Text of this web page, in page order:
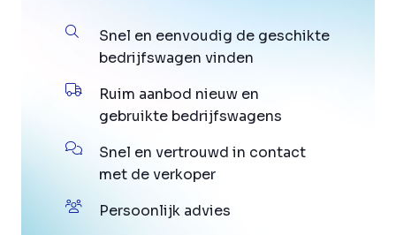
Snel en eenvoudig de geschikte
bedrijfswagen vinden
Ruim aanbod nieuw en
gebruikte bedrijfswagens
Snel en vertrouwd in contact
met de verkoper
Persoonlijk advies